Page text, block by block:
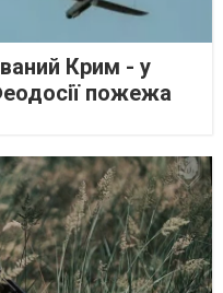
Крим - у
пожежа